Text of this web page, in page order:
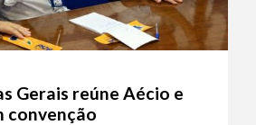
Gerais reúne Aécio e
convenção